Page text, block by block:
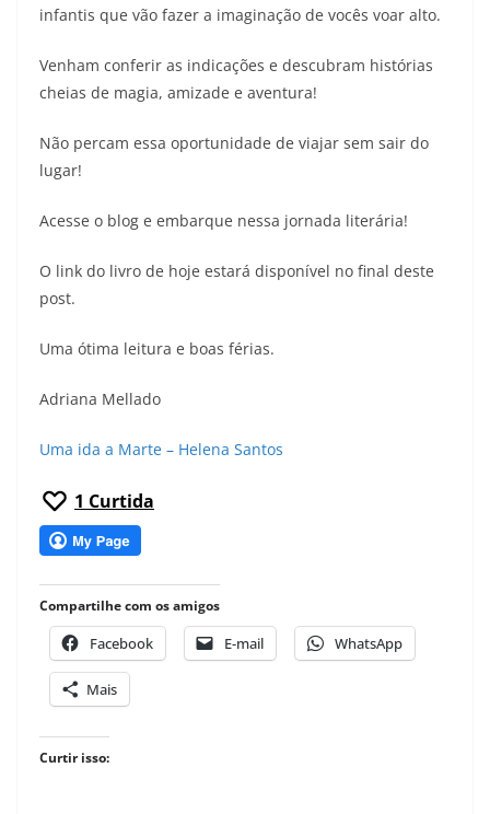
infantis que vão fazer a imaginação de vocês voar alto.
Venham conferir as indicações e descubram histórias
cheias de magia, amizade e aventura!
Não percam essa oportunidade de viajar sem sair do
lugar!
Acesse o blog e embarque nessa jornada literária!
O link do livro de hoje estará disponível no final deste
post.
Uma ótima leitura e boas férias.
Adriana Mellado
Uma ida a Marte – Helena Santos
1 Curtida
Compartilhe com os amigos
Facebook E-mail WhatsApp
Mais
Curtir isso: